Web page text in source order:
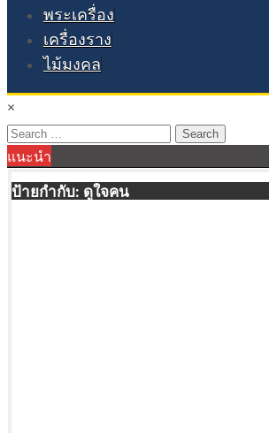
พระเครื่อง
เครื่องราง
ไม้มงคล
×
Search
for:
แนะนำ
ป้ายกำกับ: ดูใจคน